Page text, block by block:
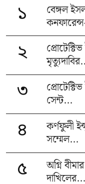
১
বেঙ্গল
২
৩
সেন্ট...
৪
কর্ণফুলী
সম্মেল...
৫
অগ্নি
দাখিলের...